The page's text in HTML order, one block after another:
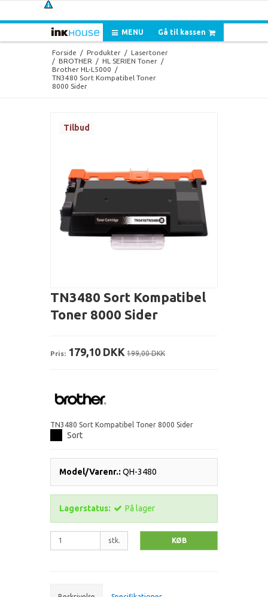
Gå til kassen
MENU
Forside / Produkter / Lasertoner
/ BROTHER / HL SERIEN Toner /
Brother HL-L5000
/
TN3480 Sort Kompatibel Toner
8000 Sider
Tilbud
TN3480 Sort Kompatibel
Toner 8000 Sider
Pris: 179,10 DKK 199,00 DKK
TN3480 Sort Kompatibel Toner 8000 Sider
Sort
Model/Varenr.: QH-3480
Lagerstatus: På lager
stk. KØB